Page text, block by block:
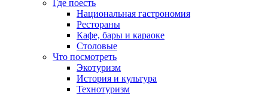
Где поесть
Национальная гастрономия
Рестораны
Кафе, бары и караоке
Столовые
Что посмотреть
Экотуризм
История и культура
Технотуризм